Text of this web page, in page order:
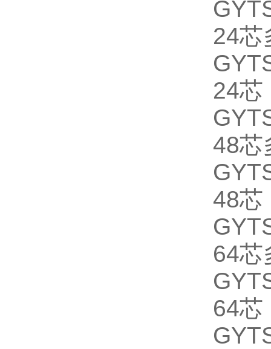
24芯
24芯
48芯
48芯
64芯
64芯